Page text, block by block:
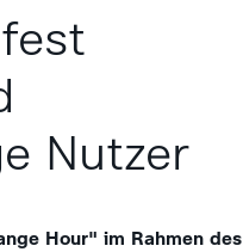
Nutzer
Hour" im Rahmen des